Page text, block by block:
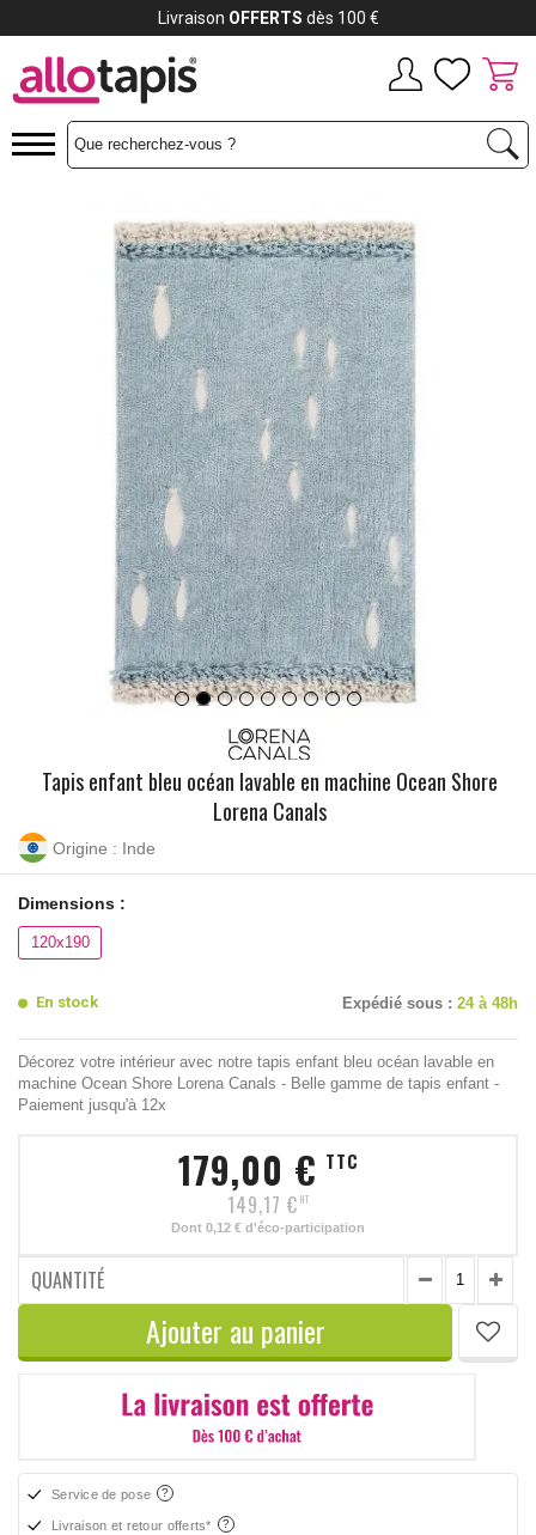
Tapis enfant bleu océan lavable en machine Ocean Shore
Lorena Canals
Origine : Inde
Dimensions :
120x190
En stock Expédié sous : 24 à 48h
Décorez votre intérieur avec notre tapis enfant bleu océan lavable en
machine Ocean Shore Lorena Canals - Belle gamme de tapis enfant -
Paiement jusqu'à 12x
179,00 € TTC
149,17 € HT
Dont 0,12 € d'éco-participation
QUANTITÉ
Ajouter au panier
Service de pose
Livraison et retour offerts*
Payez jusqu'à12x